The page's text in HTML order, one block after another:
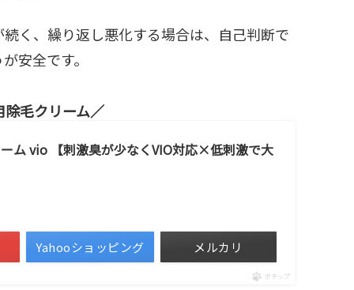
く、繰り返し悪化する場合は、自己判断で
安全です。
除毛クリーム
ム vio 【刺激臭が少なくVIO対応×低刺激で大
Yahooショッピング メルカリ
ポチップ